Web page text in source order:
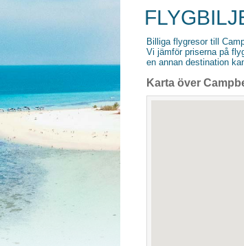
Billiga flygresor till
Vi jämför priserna på
en annan destination
Karta över